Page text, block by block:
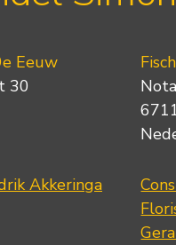
Eeuw
30
Akkeringa